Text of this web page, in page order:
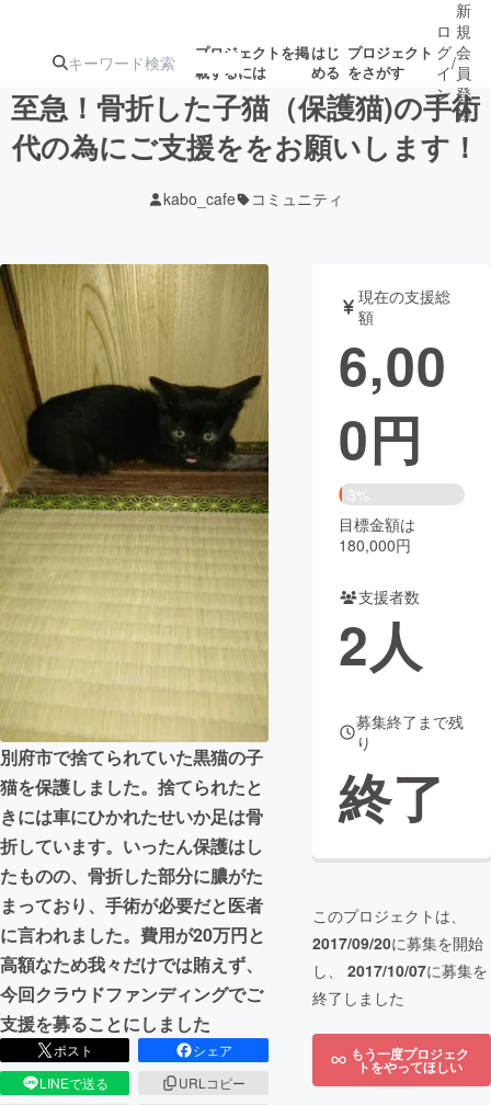
プロジェクトを掲
載するには
はじ
める
プロジェクト
をさがす
ジェクト
ロジェクト
アート・写真 音楽
テクノロジー・ガジェット ゲーム・サ
映像・映画 書籍・雑誌
ビジネス・起業 チャレンジ
まちづくり・地域活性化
CAMPFIRE for Social Good
CAMPFIRE Creation
CAMPFIREふるさと納税 machi-ya コミュニティ
ロ
グ
イ
ン
/
新
規
会
員
登
録
至急！骨折した子猫（保護猫)の手術
代の為にご支援ををお願いします！
kabo_cafe コミュニティ
別府市で捨てられていた黒猫の子
猫を保護しました。捨てられたと
きには車にひかれたせいか足は骨
折しています。いったん保護はし
たものの、骨折した部分に膿がた
まっており、手術が必要だと医者
に言われました。費用が20万円と
高額なため我々だけでは賄えず、
今回クラウドファンディングでご
支援を募ることにしました
ポスト
シェア
LINEで送る
URLコピー
現在の支援総
額
6,00
0円
3%
目標金額は
180,000円
支援者数
2人
募集終了まで残
り
終了
このプロジェクトは、
2017/09/20に募集を開始
し、 2017/10/07に募集を
終了しました
もう一度プロジェク
トをやってほしい